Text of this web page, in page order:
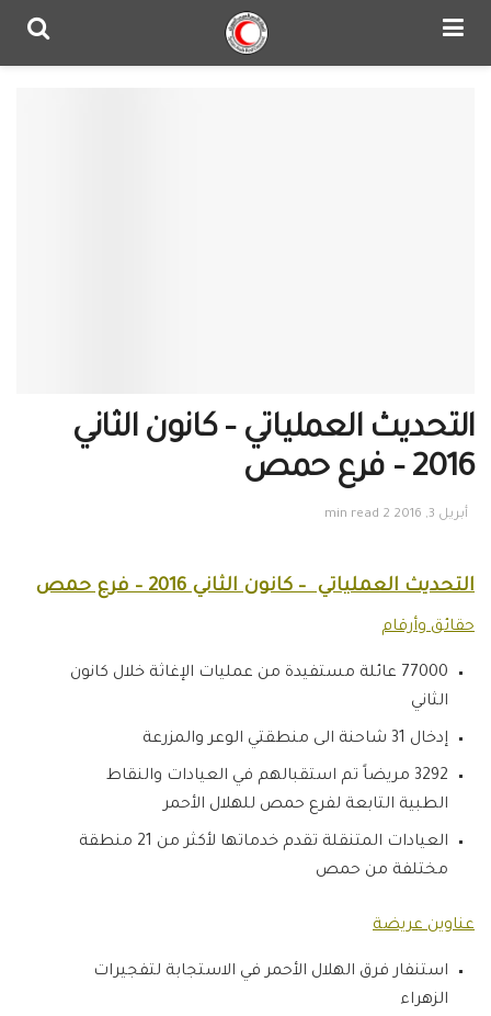
التحديث العملياتي – كانون الثاني
2016 – فرع حمص
أبريل 3, 2016 2 min read
التحديث العملياتي – كانون الثاني 2016 – فرع حمص
حقائق وأرقام
77000 عائلة مستفيدة من عمليات الإغاثة خلال كانون
الثاني
إدخال 31 شاحنة الى منطقتي الوعر والمزرعة
3292 مريضاً تم استقبالهم في العيادات والنقاط
الطبية التابعة لفرع حمص للهلال الأحمر
العيادات المتنقلة تقدم خدماتها لأكثر من 21 منطقة
مختلفة من حمص
عناوين عريضة
استنفار فرق الهلال الأحمر في الاستجابة لتفجيرات
الزهراء